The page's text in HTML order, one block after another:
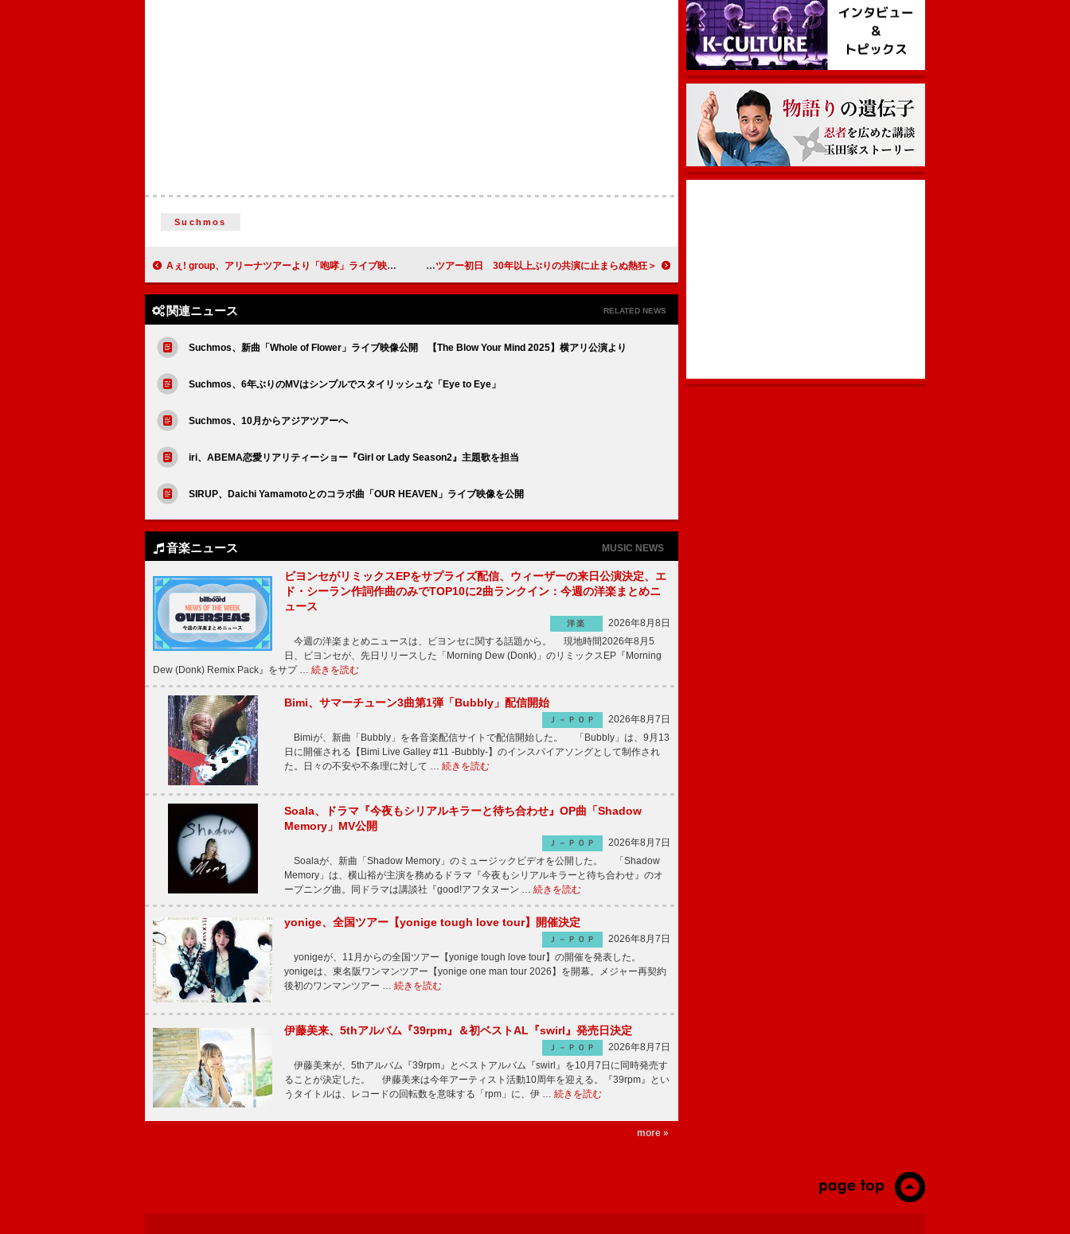
Suchmos
Aぇ! group、アリーナツアーより「咆哮」ライブ映像を公開 1位をYouTube公開する楽曲投票スタート ＜ライブレポート＞JUN SKY WALKER(S)、変わらぬグルーヴと進化するサウンドを見せたツアー初日 30年以上ぶりの共演に止まらぬ熱狂
関連ニュース RELATED NEWS
Suchmos、新曲「Whole of Flower」ライブ映像公開 【The Blow Your Mind 2025】横アリ公演より
Suchmos、6年ぶりのMVはシンプルでスタイリッシュな「Eye to Eye」
Suchmos、10月からアジアツアーへ
iri、ABEMA恋愛リアリティーショー『Girl or Lady Season2』主題歌を担当
SIRUP、Daichi Yamamotoとのコラボ曲「OUR HEAVEN」ライブ映像を公開
音楽ニュース MUSIC NEWS
ビヨンセがリミックスEPをサプライズ配信、ウィーザーの来日公演決定、エ
ド・シーラン作詞作曲のみでTOP10に2曲ランクイン：今週の洋楽まとめニ
ュース
洋楽
2026年8月8日
今週の洋楽まとめニュースは、ビヨンセに関する話題から。 現地時間2026年8月5
日、ビヨンセが、先日リリースした「Morning Dew (Donk)」のリミックスEP『Morning
Dew (Donk) Remix Pack』をサプ … 続きを読む
Bimi、サマーチューン3曲第1弾「Bubbly」配信開始
Ｊ－ＰＯＰ
2026年8月7日
Bimiが、新曲「Bubbly」を各音楽配信サイトで配信開始した。 「Bubbly」は、9月13
日に開催される【Bimi Live Galley #11 -Bubbly-】のインスパイアソングとして制作され
た。日々の不安や不条理に対して … 続きを読む
Soala、ドラマ『今夜もシリアルキラーと待ち合わせ』OP曲「Shadow
Memory」MV公開
Ｊ－ＰＯＰ
2026年8月7日
Soalaが、新曲「Shadow Memory」のミュージックビデオを公開した。 「Shadow
Memory」は、横山裕が主演を務めるドラマ『今夜もシリアルキラーと待ち合わせ』のオ
ープニング曲。同ドラマは講談社『good!アフタヌーン … 続きを読む
yonige、全国ツアー【yonige tough love tour】開催決定
Ｊ－ＰＯＰ
2026年8月7日
yonigeが、11月からの全国ツアー【yonige tough love tour】の開催を発表した。
yonigeは、東名阪ワンマンツアー【yonige one man tour 2026】を開幕。メジャー再契約
後初のワンマンツアー … 続きを読む
伊藤美来、5thアルバム『39rpm』＆初ベストAL『swirl』発売日決定
Ｊ－ＰＯＰ
2026年8月7日
伊藤美来が、5thアルバム『39rpm』とベストアルバム『swirl』を10月7日に同時発売す
ることが決定した。 伊藤美来は今年アーティスト活動10周年を迎える。『39rpm』とい
うタイトルは、レコードの回転数を意味する「rpm」に、伊 … 続きを読む
more »